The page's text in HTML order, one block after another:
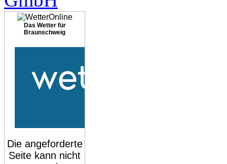
Das Wetter für
Braunschweig